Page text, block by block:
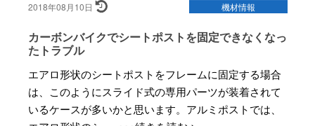
機材情報
2018年08月10日
カーボンバイクでシートポストを固定できなくなっ
たトラブル
エアロ形状のシートポストをフレームに固定する場合
は、このようにスライド式の専用パーツが装着されて
いるケースが多いかと思います。アルミポストでは、